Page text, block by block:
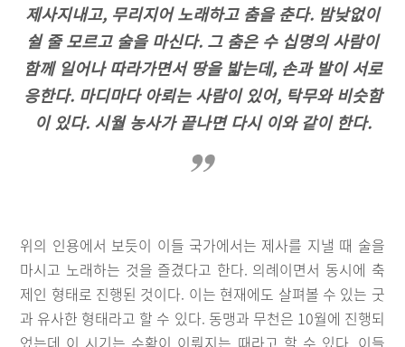
제사지내고, 무리지어 노래하고 춤을 춘다. 밤낮없이
쉴 줄 모르고 술을 마신다. 그 춤은 수 십명의 사람이
함께 일어나 따라가면서 땅을 밟는데, 손과 발이 서로
응한다. 마디마다 아뢰는 사람이 있어, 탁무와 비슷함
이 있다. 시월 농사가 끝나면 다시 이와 같이 한다.
위의 인용에서 보듯이 이들 국가에서는 제사를 지낼 때 술을
마시고 노래하는 것을 즐겼다고 한다. 의례이면서 동시에 축
제인 형태로 진행된 것이다. 이는 현재에도 살펴볼 수 있는 굿
과 유사한 형태라고 할 수 있다. 동맹과 무천은 10월에 진행되
었는데 이 시기는 수확이 이뤄지는 때라고 할 수 있다. 이들